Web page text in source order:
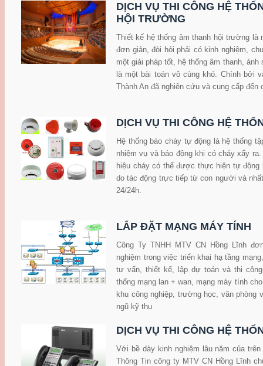
DỊCH VỤ THI CÔNG HỆ
HỘI TRƯỜNG
Thiết kế hệ thống âm thanh hội trường là
đơn giản, đòi hỏi phải có kinh nghiệm,
một giải pháp tốt, hệ thống âm thanh, ánh
là một bài toán vô cùng khó. Chính bởi
Thành An đã nghiên cứu và cung cấp đến
DỊCH VỤ THI CÔNG HỆ
Hệ thống báo cháy tự động là hệ thống
nhiệm vụ và báo động khi có cháy xẩy
hiệu cháy có thể được thực hiện tự động
do tác động trực tiếp từ con người và
24/24h.
LẮP ĐẶT MẠNG MÁY TÍNH
Công Ty TNHH MTV CN Hồng Lĩnh
nghiệm trong việc triển khai hạ tầng
tư vấn, thiết kế, lập dự toán và thi
thống mạng lan + wan, mạng máy tính
khu công nghiệp, trường học, văn phòng
ngũ kỹ thu
DỊCH VỤ THI CÔNG HỆ
Với bề dày kinh nghiệm lâu năm của
Thông Tin công ty MTV CN Hồng Lĩnh